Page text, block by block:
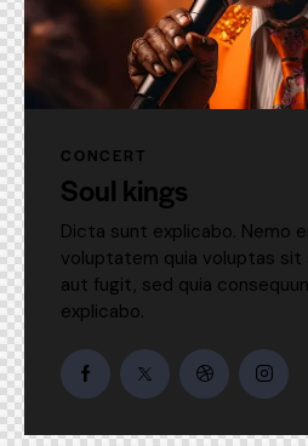
CONCERT
Soul kings
Dicta sunt explicabo. Nemo
voluptatem quia voluptas
aut fugit, sed quia
explicabo.